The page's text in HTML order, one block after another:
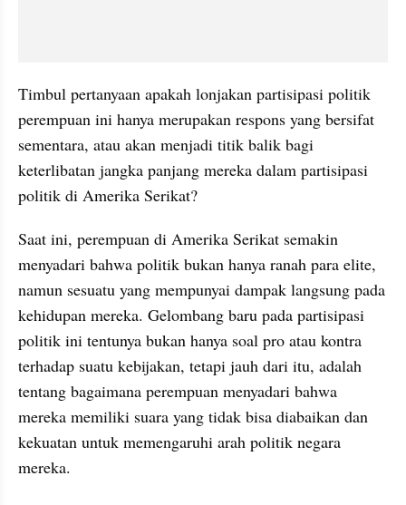
Timbul pertanyaan apakah lonjakan partisipasi politik
perempuan ini hanya merupakan respons yang bersifat
sementara, atau akan menjadi titik balik bagi
keterlibatan jangka panjang mereka dalam partisipasi
politik di Amerika Serikat?
Saat ini, perempuan di Amerika Serikat semakin
menyadari bahwa politik bukan hanya ranah para elite,
namun sesuatu yang mempunyai dampak langsung pada
kehidupan mereka. Gelombang baru pada partisipasi
politik ini tentunya bukan hanya soal pro atau kontra
terhadap suatu kebijakan, tetapi jauh dari itu, adalah
tentang bagaimana perempuan menyadari bahwa
mereka memiliki suara yang tidak bisa diabaikan dan
kekuatan untuk memengaruhi arah politik negara
mereka.